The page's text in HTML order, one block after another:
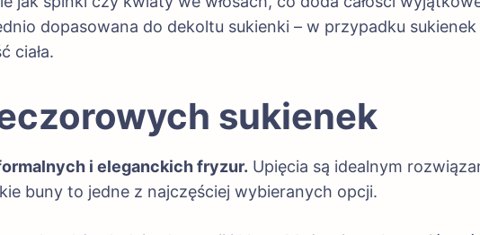
dopasowana do dekoltu sukienki – w przypadku
ciała.
sukienek
i eleganckich fryzur. Upięcia są idealnym
buny to jedne z najczęściej wybieranych opcji.